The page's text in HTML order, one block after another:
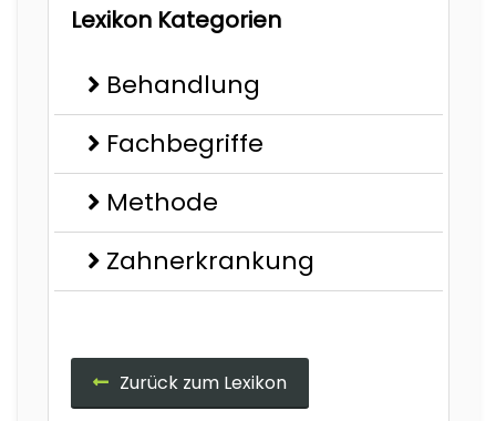
Lexikon Kategorien
Behandlung
Fachbegriffe
Methode
Zahnerkrankung
Zurück zum Lexikon